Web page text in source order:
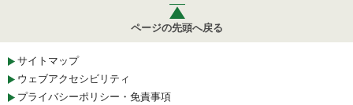
ページの先頭へ戻る
サイトマップ
ウェブアクセシビリティ
プライバシーポリシー・免責事項